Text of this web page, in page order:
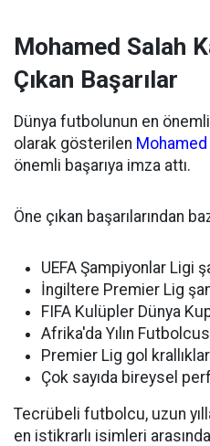
Mohamed Salah
Çıkan Başarılar
Dünya futbolunun en
olarak gösterilen Mohamed
önemli başarıya imza attı.
Öne çıkan başarılarından
UEFA Şampiyonlar Ligi
İngiltere Premier Lig
FIFA Kulüpler Dünya
Afrika'da Yılın
Premier Lig gol
Çok sayıda bireysel
Tecrübeli futbolcu, uzun
en istikrarlı isimleri